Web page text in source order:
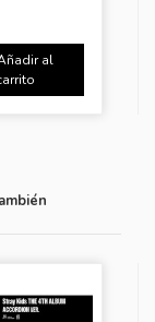
al